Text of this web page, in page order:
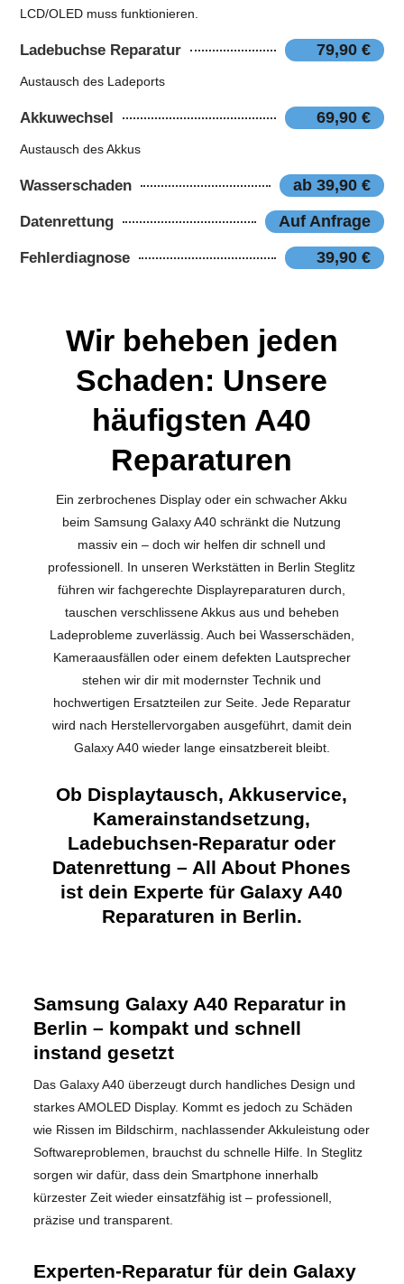
LCD/OLED muss funktionieren.
Ladebuchse Reparatur 79,90 €
Austausch des Ladeports
Akkuwechsel 69,90 €
Austausch des Akkus
Wasserschaden ab 39,90 €
Datenrettung Auf Anfrage
Fehlerdiagnose 39,90 €
Wir beheben jeden
Schaden: Unsere
häufigsten A40
Reparaturen
Ein zerbrochenes Display oder ein schwacher Akku
beim Samsung Galaxy A40 schränkt die Nutzung
massiv ein – doch wir helfen dir schnell und
professionell. In unseren Werkstätten in Berlin Steglitz
führen wir fachgerechte Displayreparaturen durch,
tauschen verschlissene Akkus aus und beheben
Ladeprobleme zuverlässig. Auch bei Wasserschäden,
Kameraausfällen oder einem defekten Lautsprecher
stehen wir dir mit modernster Technik und
hochwertigen Ersatzteilen zur Seite. Jede Reparatur
wird nach Herstellervorgaben ausgeführt, damit dein
Galaxy A40 wieder lange einsatzbereit bleibt.
Ob Displaytausch, Akkuservice,
Kamerainstandsetzung,
Ladebuchsen-Reparatur oder
Datenrettung – All About Phones
ist dein Experte für Galaxy A40
Reparaturen in Berlin.
Samsung Galaxy A40 Reparatur in
Berlin – kompakt und schnell
instand gesetzt
Das Galaxy A40 überzeugt durch handliches Design und
starkes AMOLED Display. Kommt es jedoch zu Schäden
wie Rissen im Bildschirm, nachlassender Akkuleistung oder
Softwareproblemen, brauchst du schnelle Hilfe. In Steglitz
sorgen wir dafür, dass dein Smartphone innerhalb
kürzester Zeit wieder einsatzfähig ist – professionell,
präzise und transparent.
Experten-Reparatur für dein Galaxy